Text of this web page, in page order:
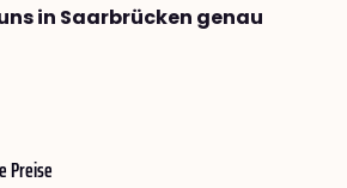
in Saarbrücken genau
Preise